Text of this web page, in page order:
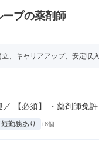
プの薬剤師
、キャリアアップ、安定収
【必須】 ・薬剤師免許
勤務あり +8個